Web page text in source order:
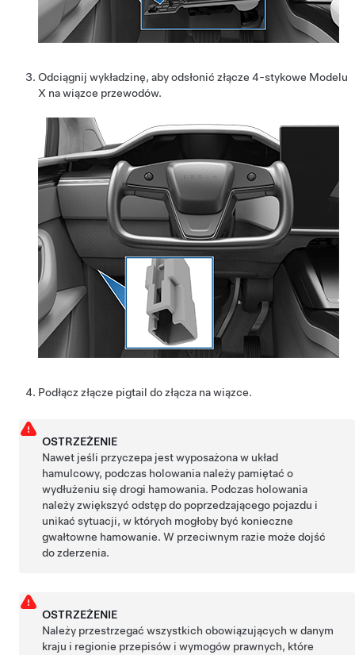
Odciągnij wykładzinę, aby odsłonić złącze 4-stykowe Modelu
X na wiązce przewodów.
Podłącz złącze pigtail do złącza na wiązce.
OSTRZEŻENIE
Nawet jeśli przyczepa jest wyposażona w układ
hamulcowy, podczas holowania należy pamiętać o
wydłużeniu się drogi hamowania. Podczas holowania
należy zwiększyć odstęp do poprzedzającego pojazdu i
unikać sytuacji, w których mogłoby być konieczne
gwałtowne hamowanie. W przeciwnym razie może dojść
do zderzenia.
OSTRZEŻENIE
Należy przestrzegać wszystkich obowiązujących w danym
kraju i regionie przepisów i wymogów prawnych, które